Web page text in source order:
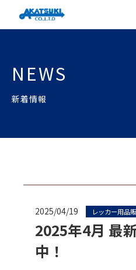
NEWS
新着情報
2025/04/19 レッカー用品
2025年4月 最
中！